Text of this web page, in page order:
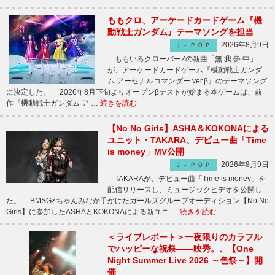
ももクロ、アーケードカードゲーム『機
動戦士ガンダム』テーマソングを担当
Ｊ－ＰＯＰ
2026年8月9日
ももいろクローバーZの新曲「無 我 夢 中」
が、アーケードカードゲーム『機動戦士ガンダ
ム アーセナルコマンダー ver.β』のテーマソング
に決定した。 2026年8月下旬よりオープンβテストが始まる本ゲームは、前
作『機動戦士ガンダム ア … 続きを読む
【No No Girls】ASHA＆KOKONAによる
ユニット・TAKARA、デビュー曲「Time
is money」MV公開
Ｊ－ＰＯＰ
2026年8月9日
TAKARAが、デビュー曲「Time is money」を
配信リリースし、ミュージックビデオを公開し
た。 BMSG×ちゃんみなが手がけたガールズグループオーディション【No No
Girls】に参加したASHAとKOKONAによる新ユニ … 続きを読む
＜ライブレポート＞一夜限りのカラフル
でハッピーな祝祭――映秀。、【One
Night Summer Live 2026 ～色祭～】開
催